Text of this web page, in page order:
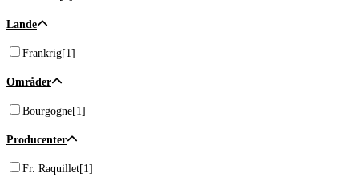
Lande
Frankrig[1]
Områder
Bourgogne[1]
Producenter
Fr. Raquillet[1]